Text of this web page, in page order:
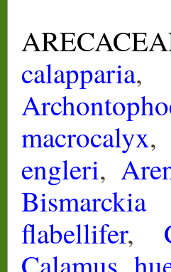
calapparia
macrocalyx
engleri,
flabellifer,